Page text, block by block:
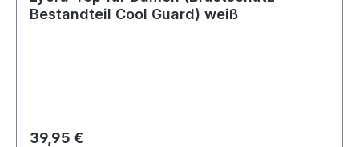
Bestandteil Cool Guard) weiß
Regulärer Preis:
39,95 €